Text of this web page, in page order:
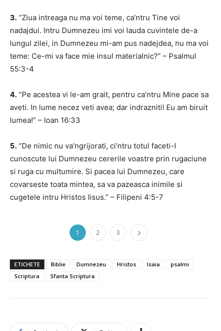
3. “Ziua intreaga nu ma voi teme, ca’ntru Tine voi
nadajdui. Intru Dumnezeu imi voi lauda cuvintele de-a
lungul zilei, in Dumnezeu mi-am pus nadejdea, nu ma voi
teme: Ce-mi va face mie insul materialnic?” – Psalmul
55:3-4
4. “Pe acestea vi le-am grait, pentru ca’ntru Mine pace sa
aveti. In lume necez veti avea; dar indrazniti! Eu am biruit
lumea!” – Ioan 16:33
5. “De nimic nu va’ngrijorati, ci’ntru totul faceti-I
cunoscute lui Dumnezeu cererile voastre prin rugaciune
si ruga cu multumire. Si pacea lui Dumnezeu, care
covarseste toata mintea, sa va pazeasca inimile si
cugetele intru Hristos Iisus.” – Filipeni 4:5-7
1 2 3
ETICHETE Biblie Dumnezeu Hristos Isaia
psalmi
Scriptura
Sfanta Scriptura